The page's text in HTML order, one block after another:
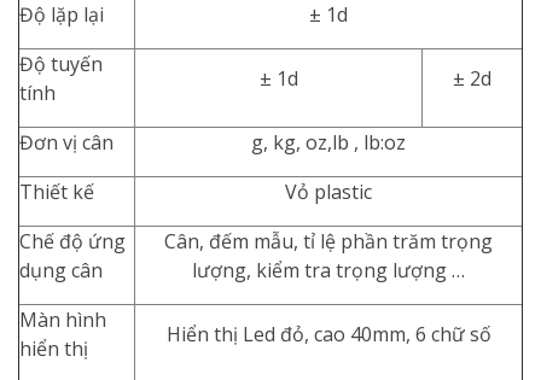
Độ lặp lại
± 1d
Độ tuyến
tính
± 1d ± 2d
Đơn vị cân
g, kg, oz,lb , lb:oz
Thiết kế
Vỏ plastic
Chế độ ứng
dụng cân
Cân, đếm mẫu, tỉ lệ phần trăm trọng
lượng, kiểm tra trọng lượng …
Màn hình
hiển thị
Hiển thị Led đỏ, cao 40mm, 6 chữ số